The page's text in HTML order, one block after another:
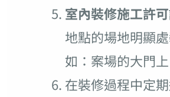
室內裝修施工許
地點的場地明顯
如：案場的大門上
在裝修過程中定